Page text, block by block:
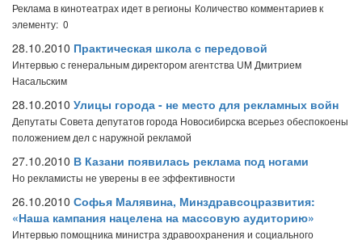
Реклама в кинотеатрах идет в регионы Количество комментариев к
элементу: 0
28.10.2010 Практическая школа с передовой
Интервью с генеральным директором агентства UM Дмитрием
Насальским
28.10.2010 Улицы города - не место для рекламных войн
Депутаты Совета депутатов города Новосибирска всерьез обеспокоены
положением дел с наружной рекламой
27.10.2010 В Казани появилась реклама под ногами
Но рекламисты не уверены в ее эффективности
26.10.2010 Софья Малявина, Минздравсоцразвития:
«Наша кампания нацелена на массовую аудиторию»
Интервью помощника министра здравоохранения и социального